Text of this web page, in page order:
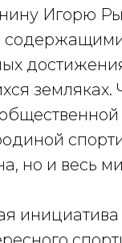
Игорю
земляках.
но и весь